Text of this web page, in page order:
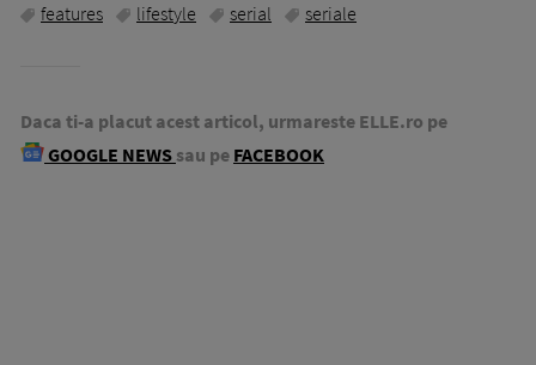
features lifestyle serial seriale
Daca ti-a placut acest articol, urmareste ELLE.ro pe
GOOGLE NEWS sau pe FACEBOOK